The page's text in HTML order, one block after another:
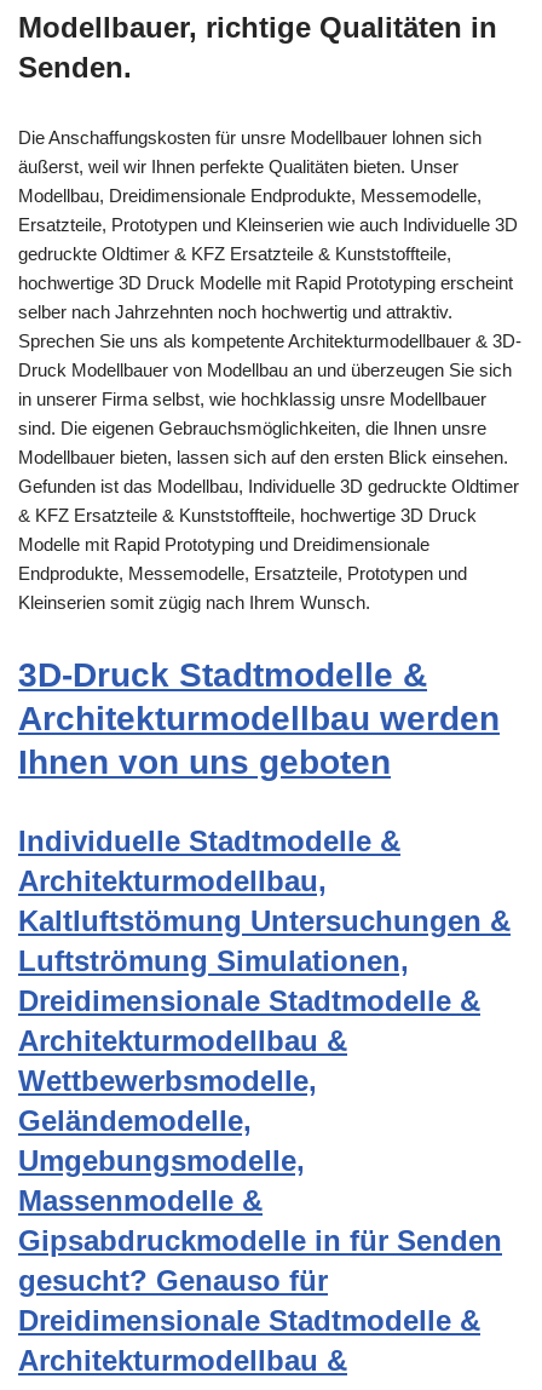
Modellbauer, richtige Qualitäten in
Senden.
Die Anschaffungskosten für unsre Modellbauer lohnen sich
äußerst, weil wir Ihnen perfekte Qualitäten bieten. Unser
Modellbau, Dreidimensionale Endprodukte, Messemodelle,
Ersatzteile, Prototypen und Kleinserien wie auch Individuelle 3D
gedruckte Oldtimer & KFZ Ersatzteile & Kunststoffteile,
hochwertige 3D Druck Modelle mit Rapid Prototyping erscheint
selber nach Jahrzehnten noch hochwertig und attraktiv.
Sprechen Sie uns als kompetente Architekturmodellbauer & 3D-
Druck Modellbauer von Modellbau an und überzeugen Sie sich
in unserer Firma selbst, wie hochklassig unsre Modellbauer
sind. Die eigenen Gebrauchsmöglichkeiten, die Ihnen unsre
Modellbauer bieten, lassen sich auf den ersten Blick einsehen.
Gefunden ist das Modellbau, Individuelle 3D gedruckte Oldtimer
& KFZ Ersatzteile & Kunststoffteile, hochwertige 3D Druck
Modelle mit Rapid Prototyping und Dreidimensionale
Endprodukte, Messemodelle, Ersatzteile, Prototypen und
Kleinserien somit zügig nach Ihrem Wunsch.
3D-Druck Stadtmodelle &
Architekturmodellbau werden
Ihnen von uns geboten
Individuelle Stadtmodelle &
Architekturmodellbau,
Kaltluftstömung Untersuchungen &
Luftströmung Simulationen,
Dreidimensionale Stadtmodelle &
Architekturmodellbau &
Wettbewerbsmodelle,
Geländemodelle,
Umgebungsmodelle,
Massenmodelle &
Gipsabdruckmodelle in für Senden
gesucht? Genauso für
Dreidimensionale Stadtmodelle &
Architekturmodellbau &